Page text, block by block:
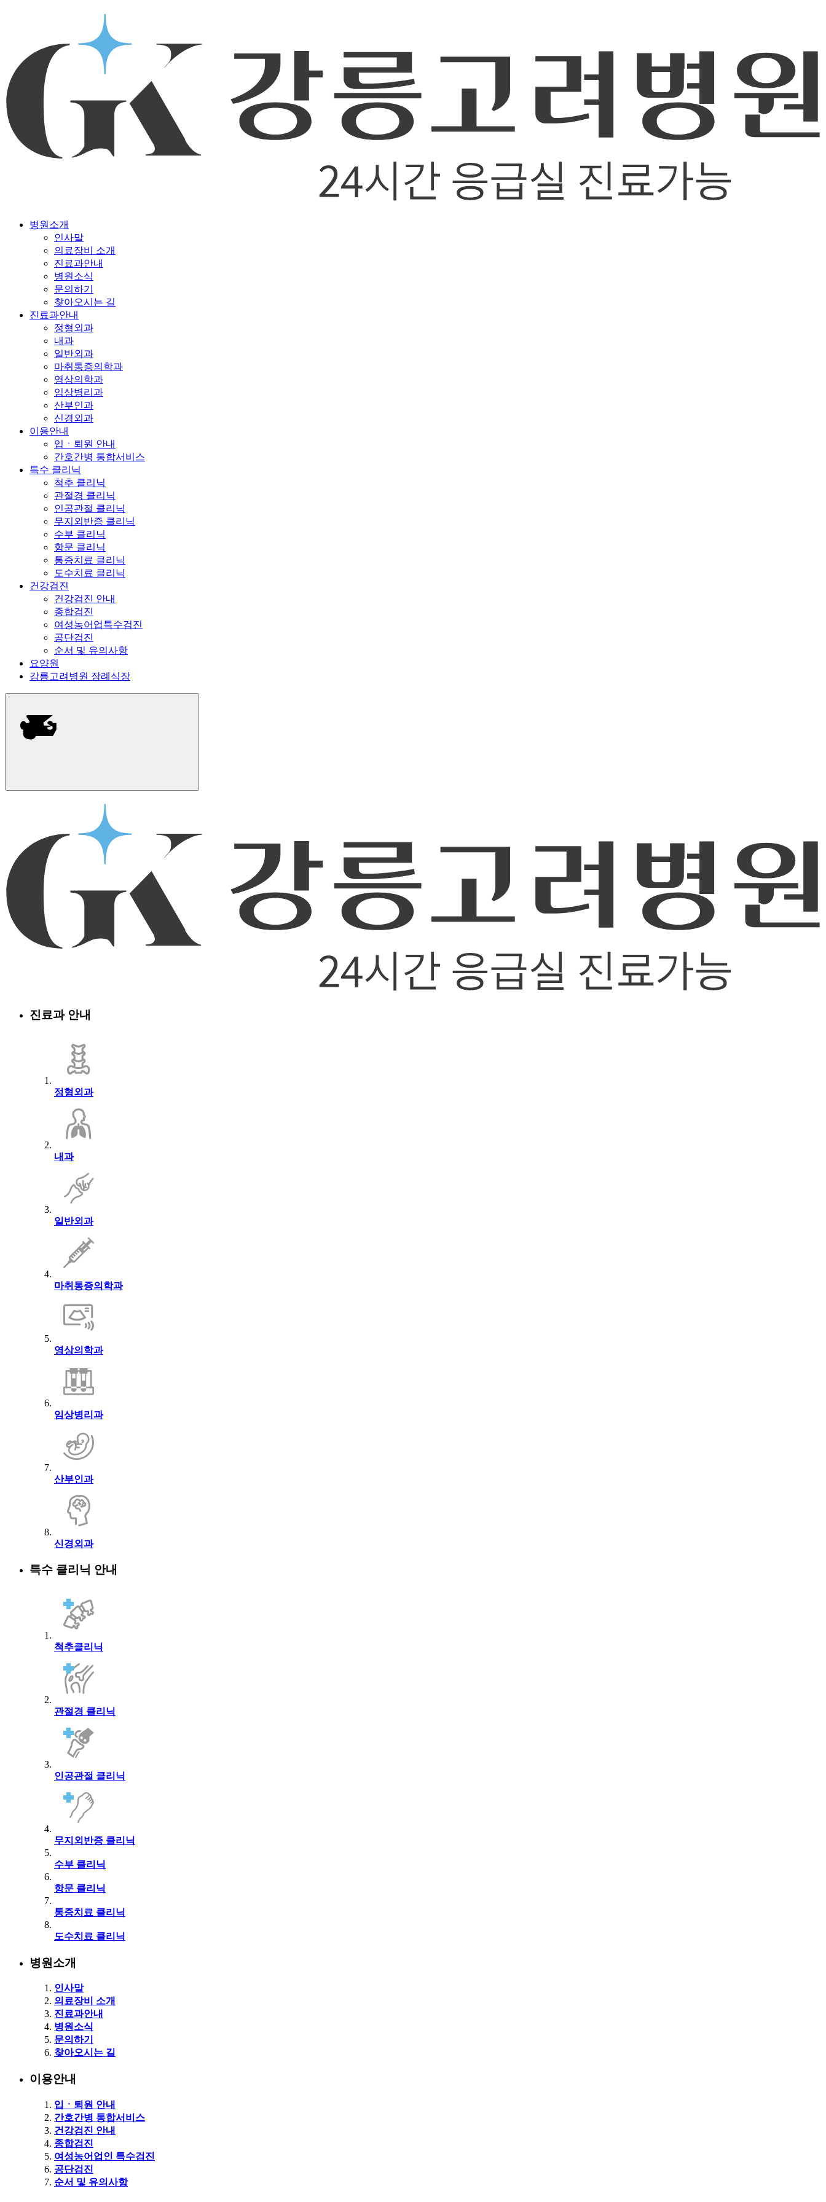
병원소개
인사말
의료장비 소개
진료과안내
병원소식
문의하기
찾아오시는 길
진료과안내
정형외과
내과
일반외과
마취통증의학과
영상의학과
임상병리과
산부인과
신경외과
이용안내
입ㆍ퇴원 안내
간호간병 통합서비스
특수 클리닉
척추 클리닉
관절경 클리닉
인공관절 클리닉
무지외반증 클리닉
수부 클리닉
항문 클리닉
통증치료 클리닉
도수치료 클리닉
건강검진
건강검진 안내
종합검진
여성농어업특수검진
공단검진
순서 및 유의사항
요양원
강릉고려병원 장례식장
진료과 안내
정형외과
내과
일반외과
마취통증의학과
영상의학과
임상병리과
산부인과
신경외과
특수 클리닉 안내
척추클리닉
관절경 클리닉
인공관절 클리닉
무지외반증 클리닉
수부 클리닉
항문 클리닉
통증치료 클리닉
도수치료 클리닉
병원소개
인사말
의료장비 소개
진료과안내
병원소식
문의하기
찾아오시는 길
이용안내
입ㆍ퇴원 안내
간호간병 통합서비스
건강검진 안내
종합검진
여성농어업인 특수검진
공단검진
순서 및 유의사항